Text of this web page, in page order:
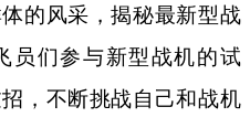
的风采 ，揭秘最新型战
员们参与新型战机的试
， 不断挑战自己和战机